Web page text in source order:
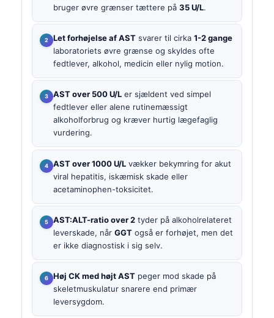
bruger øvre grænser tættere på 35 U/L.
Let forhøjelse af AST svarer til cirka 1-2 gange
laboratoriets øvre grænse og skyldes ofte
fedtlever, alkohol, medicin eller nylig motion.
AST over 500 U/L er sjældent ved simpel
fedtlever eller alene rutinemæssigt
alkoholforbrug og kræver hurtig lægefaglig
vurdering.
AST over 1000 U/L vækker bekymring for akut
viral hepatitis, iskæmisk skade eller
acetaminophen-toksicitet.
AST:ALT-ratio over 2 tyder på alkoholrelateret
leverskade, når GGT også er forhøjet, men det
er ikke diagnostisk i sig selv.
Høj CK med højt AST peger mod skade på
skeletmuskulatur snarere end primær
leversygdom.